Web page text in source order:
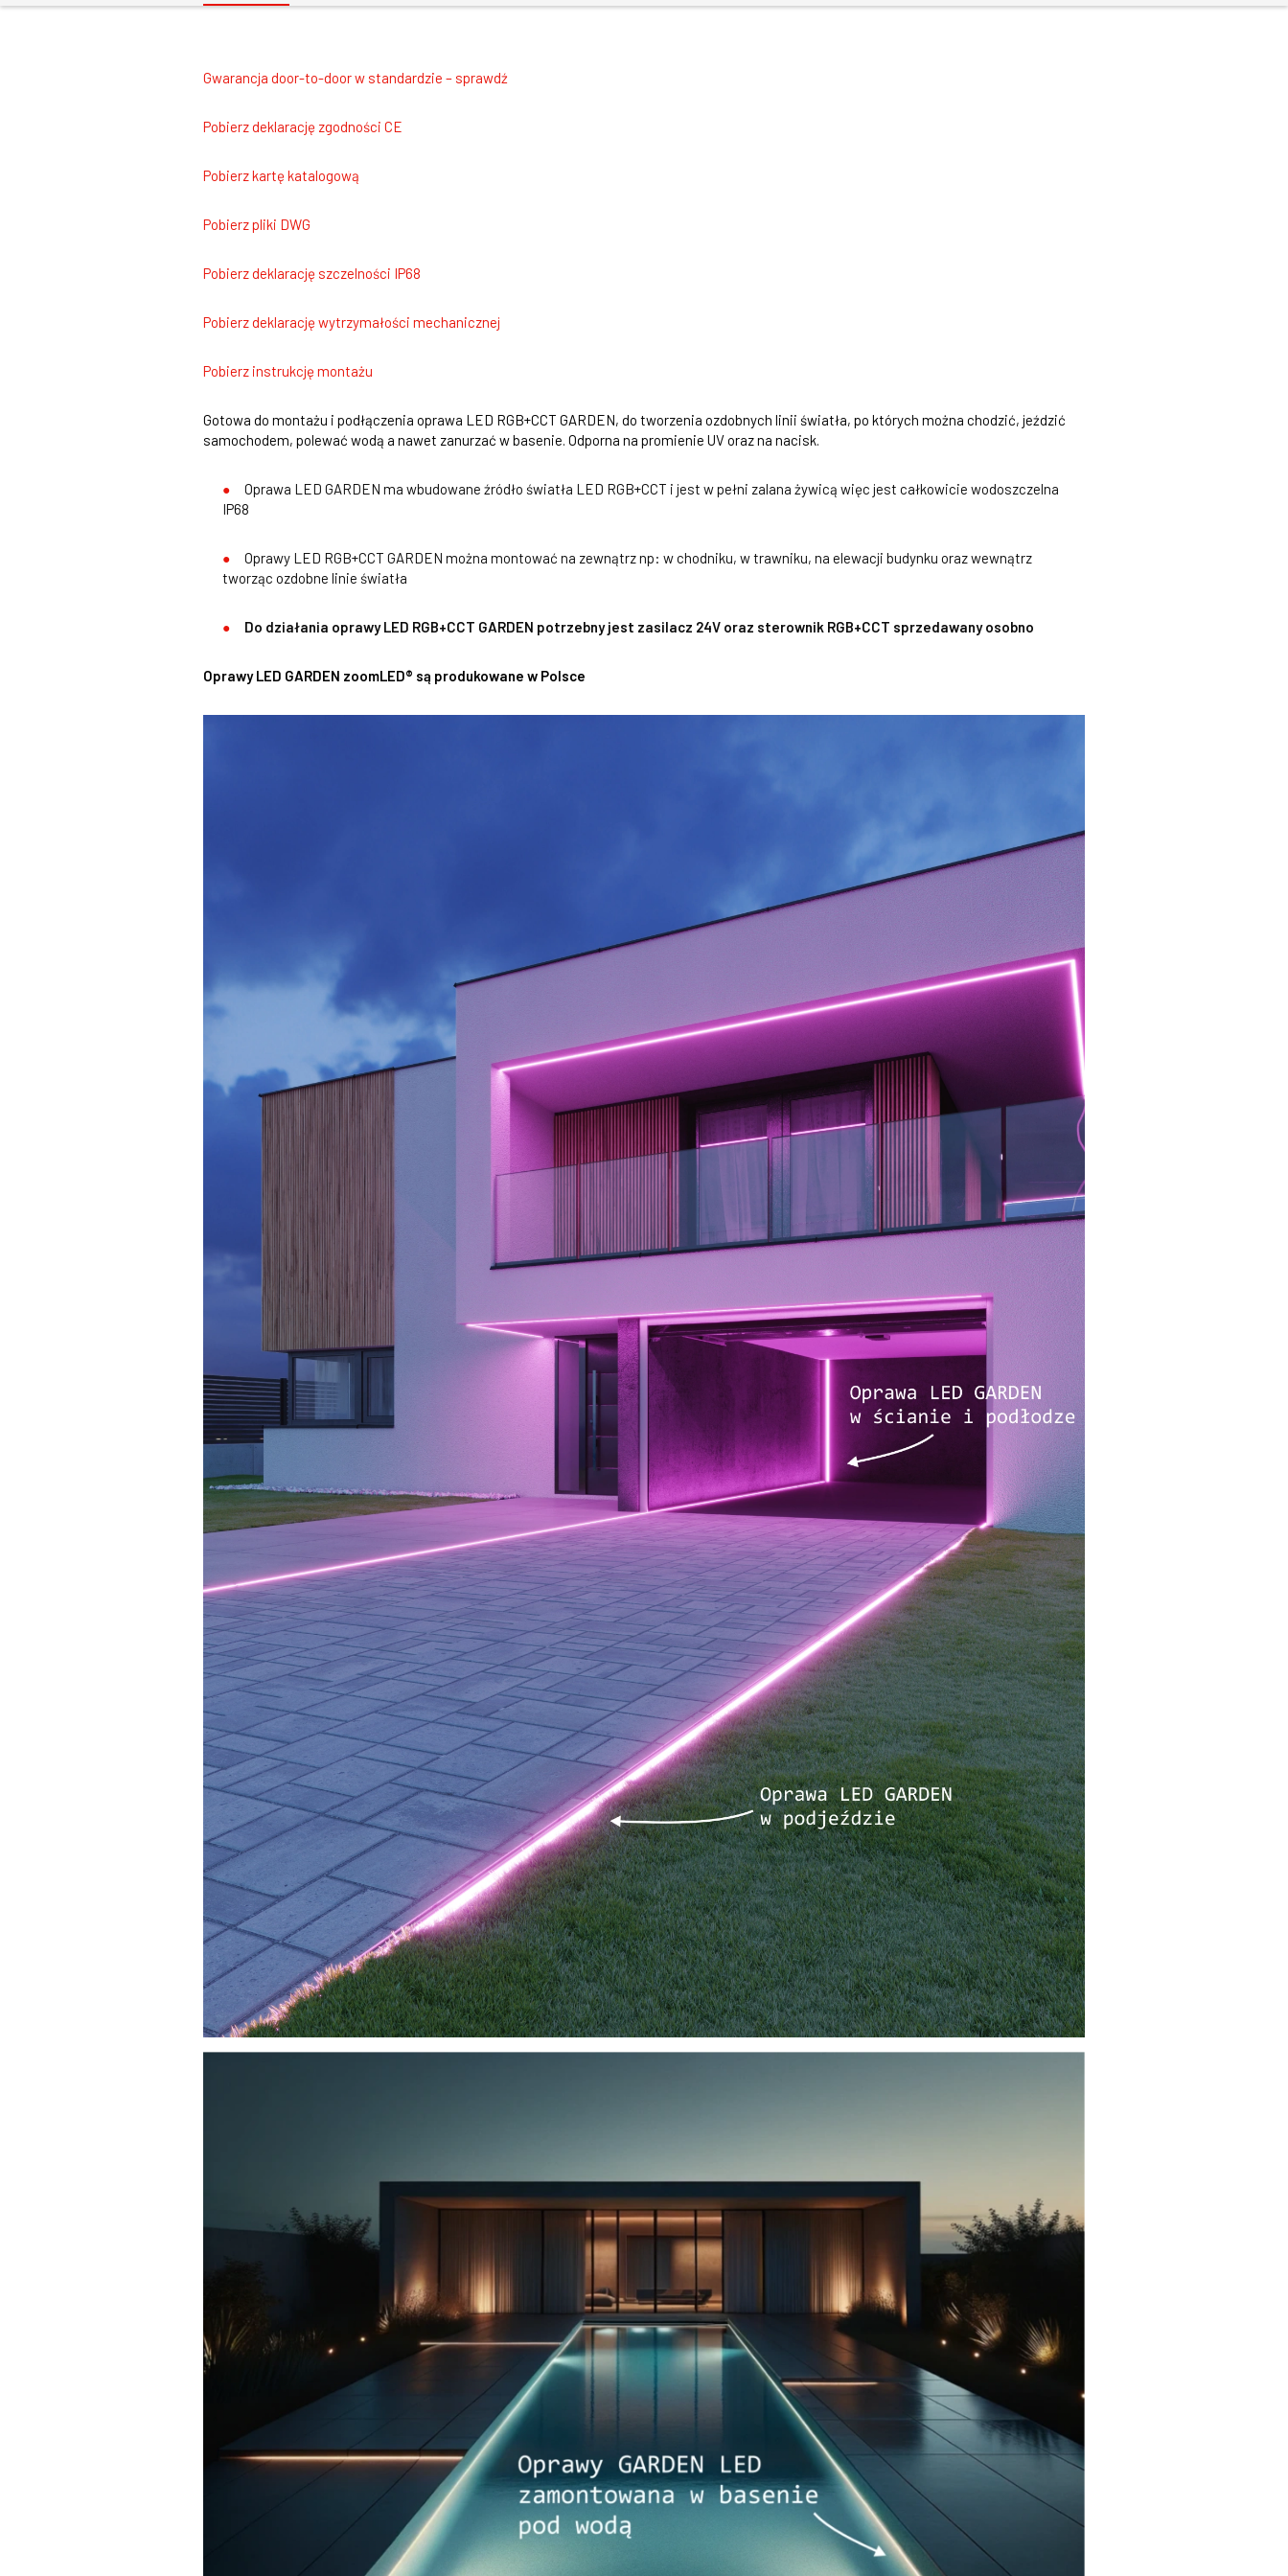
Gwarancja door-to-door w standardzie – sprawdź
Pobierz deklarację zgodności CE
Pobierz kartę katalogową
Pobierz pliki DWG
Pobierz deklarację szczelności IP68
Pobierz deklarację wytrzymałości mechanicznej
Pobierz instrukcję montażu
Gotowa do montażu i podłączenia oprawa LED RGB+CCT GARDEN, do tworzenia ozdobnych linii światła, po których można chodzić, jeździć
samochodem, polewać wodą a nawet zanurzać w basenie. Odporna na promienie UV oraz na nacisk.
Oprawa LED GARDEN ma wbudowane źródło światła LED RGB+CCT i jest w pełni zalana żywicą więc jest całkowicie wodoszczelna
IP68
Oprawy LED RGB+CCT GARDEN można montować na zewnątrz np: w chodniku, w trawniku, na elewacji budynku oraz wewnątrz
tworząc ozdobne linie światła
Do działania oprawy LED RGB+CCT GARDEN potrzebny jest zasilacz 24V oraz sterownik RGB+CCT sprzedawany osobno
Oprawy LED GARDEN zoomLED® są produkowane w Polsce